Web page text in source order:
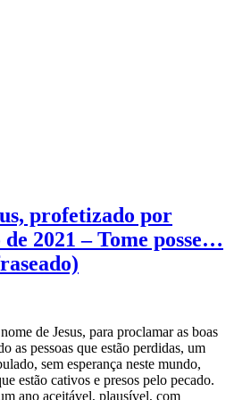
profetizado por
2021 – Tome posse…
de Jesus, para proclamar as boas
as pessoas que estão perdidas, um
sem esperança neste mundo,
estão cativos e presos pelo pecado.
ano aceitável, plausível, com